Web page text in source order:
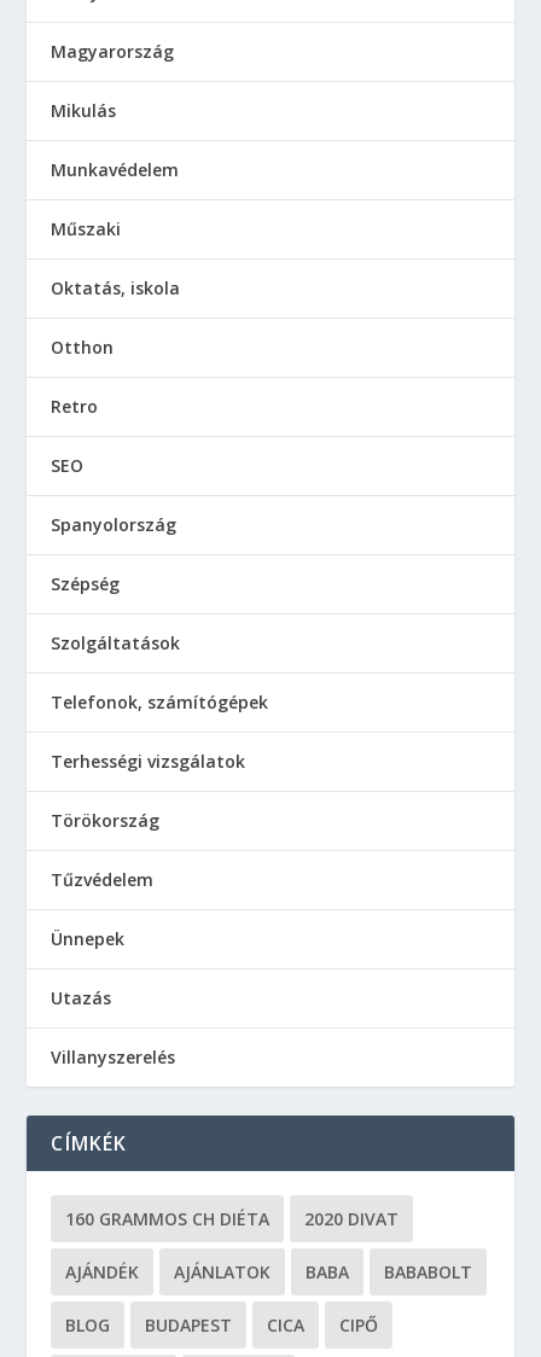
Magyarország
Mikulás
Munkavédelem
Műszaki
Oktatás, iskola
Otthon
Retro
SEO
Spanyolország
Szépség
Szolgáltatások
Telefonok, számítógépek
Terhességi vizsgálatok
Törökország
Tűzvédelem
Ünnepek
Utazás
Villanyszerelés
CÍMKÉK
160 GRAMMOS CH DIÉTA 2020 DIVAT
AJÁNDÉK AJÁNLATOK BABA BABABOLT
BLOG BUDAPEST CICA CIPŐ